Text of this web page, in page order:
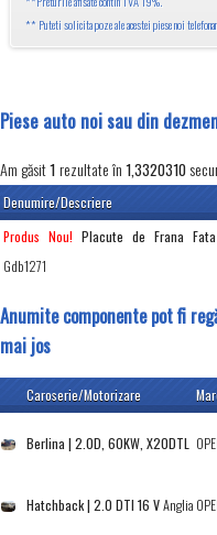
** Puteti solicita poze ale acestei piese noi
Piese auto noi sau din
Am găsit1 rezultate în 1,3320310
Denumire/Descriere
Produs Nou! Placute de Frana Fata
Gdb1271
Anumite componente pot fi
mai jos
Caroserie/Motorizare
Berlina | 2.0D, 60KW, X20DTL
Hatchback | 2.0 DTI 16 VAnglia